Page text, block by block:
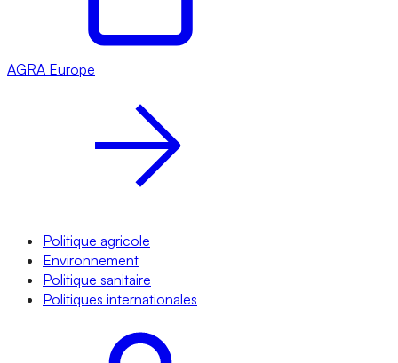
AGRA Europe
Politique agricole
Environnement
Politique sanitaire
Politiques internationales